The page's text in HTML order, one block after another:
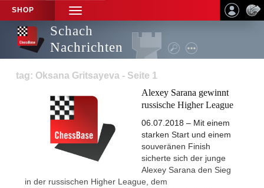
SHOP
TOGGLE
NAVIGATION
Schach
Nachrichten
tag: Oksana Gritsayeva - Seite 1
Alexey Sarana gewinnt
russische Higher League
06.07.2018 – Mit einem
starken Start und einem
souveränen Finish
sicherte sich der junge
Alexey Sarana den Sieg
in der russischen Higher League, dem